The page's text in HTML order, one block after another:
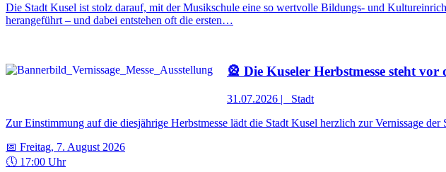
Die Stadt Kusel ist stolz darauf, mit der Musikschule eine so wertvolle Bildungs- und
herangeführt – und dabei entstehen oft die ersten…
🎡 Die Kuseler Herbstmesse steht
31.07.2026 |
Stadt
Zur Einstimmung auf die diesjährige Herbstmesse lädt die Stadt Kusel herzlich zur Vernissage
📅 Freitag, 7. August 2026
🕔 17:00 Uhr